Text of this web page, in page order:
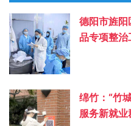
德阳市旌阳
品专项整治
绵竹：“竹
服务新就业